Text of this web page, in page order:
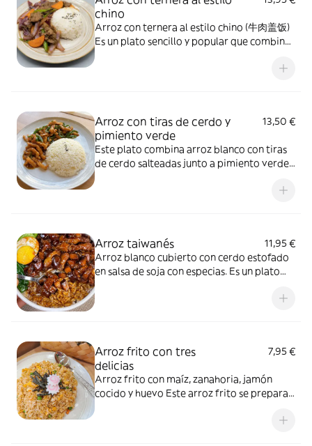
chino
Arroz con ternera al estilo chino (牛肉盖饭)
Es un plato sencillo y popular que combina
se cocina con verduras, salsa de soja y salsa
Arroz con tiras de cerdo y
pimiento verde
13,50 €
Este plato combina arroz blanco con tiras
de cerdo salteadas junto a pimiento verde,
aromática y muy típica de la cocina casera
Arroz taiwanés
11,95 €
Arroz blanco cubierto con cerdo estofado
en salsa de soja con especias. Es un plato
Arroz frito con tres
delicias
7,95 €
Arroz frito con maíz, zanahoria, jamón
cocido y huevo Este arroz frito se prepara
con arroz caliente, aliñado con salsa de soja